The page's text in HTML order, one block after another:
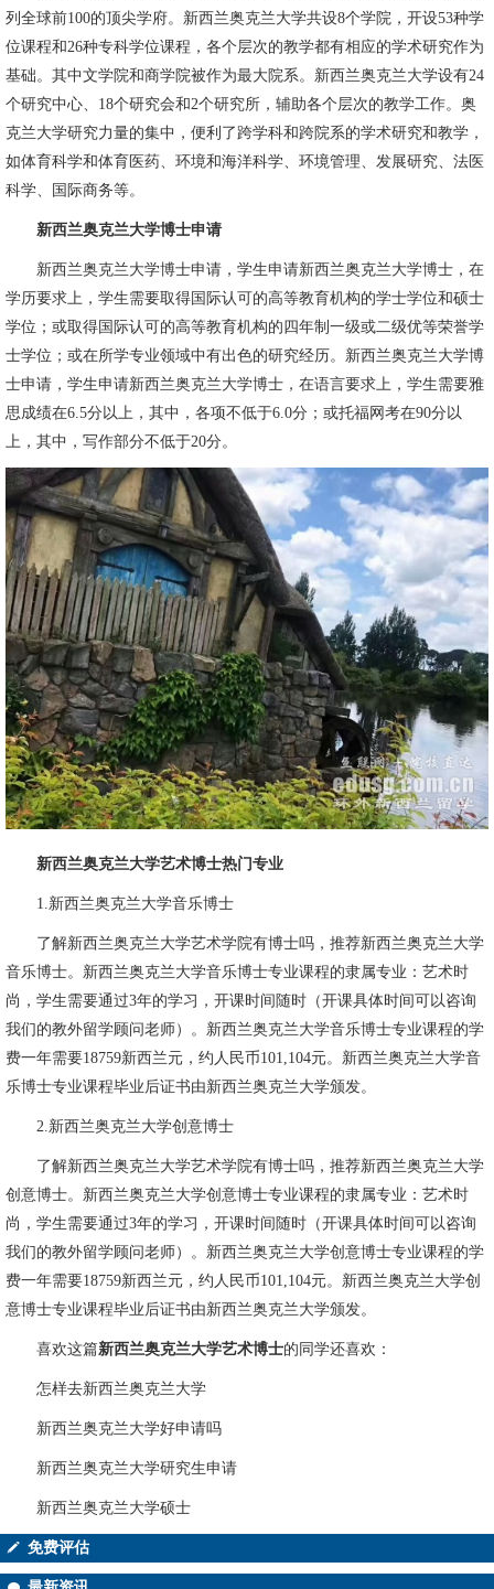
列全球前100的顶尖学府。新西兰奥克兰大学共设8个学院，开设53种学
位课程和26种专科学位课程，各个层次的教学都有相应的学术研究作为
基础。其中文学院和商学院被作为最大院系。新西兰奥克兰大学设有24
个研究中心、18个研究会和2个研究所，辅助各个层次的教学工作。奥
克兰大学研究力量的集中，便利了跨学科和跨院系的学术研究和教学，
如体育科学和体育医药、环境和海洋科学、环境管理、发展研究、法医
科学、国际商务等。
新西兰奥克兰大学博士申请
新西兰奥克兰大学博士申请，学生申请新西兰奥克兰大学博士，在
学历要求上，学生需要取得国际认可的高等教育机构的学士学位和硕士
学位；或取得国际认可的高等教育机构的四年制一级或二级优等荣誉学
士学位；或在所学专业领域中有出色的研究经历。新西兰奥克兰大学博
士申请，学生申请新西兰奥克兰大学博士，在语言要求上，学生需要雅
思成绩在6.5分以上，其中，各项不低于6.0分；或托福网考在90分以
上，其中，写作部分不低于20分。
新西兰奥克兰大学艺术博士热门专业
1.新西兰奥克兰大学音乐博士
了解新西兰奥克兰大学艺术学院有博士吗，推荐新西兰奥克兰大学
音乐博士。新西兰奥克兰大学音乐博士专业课程的隶属专业：艺术时
尚，学生需要通过3年的学习，开课时间随时（开课具体时间可以咨询
我们的教外留学顾问老师）。新西兰奥克兰大学音乐博士专业课程的学
费一年需要18759新西兰元，约人民币101,104元。新西兰奥克兰大学音
乐博士专业课程毕业后证书由新西兰奥克兰大学颁发。
2.新西兰奥克兰大学创意博士
了解新西兰奥克兰大学艺术学院有博士吗，推荐新西兰奥克兰大学
创意博士。新西兰奥克兰大学创意博士专业课程的隶属专业：艺术时
尚，学生需要通过3年的学习，开课时间随时（开课具体时间可以咨询
我们的教外留学顾问老师）。新西兰奥克兰大学创意博士专业课程的学
费一年需要18759新西兰元，约人民币101,104元。新西兰奥克兰大学创
意博士专业课程毕业后证书由新西兰奥克兰大学颁发。
喜欢这篇新西兰奥克兰大学艺术博士的同学还喜欢：
怎样去新西兰奥克兰大学
新西兰奥克兰大学好申请吗
新西兰奥克兰大学研究生申请
新西兰奥克兰大学硕士
免费评估